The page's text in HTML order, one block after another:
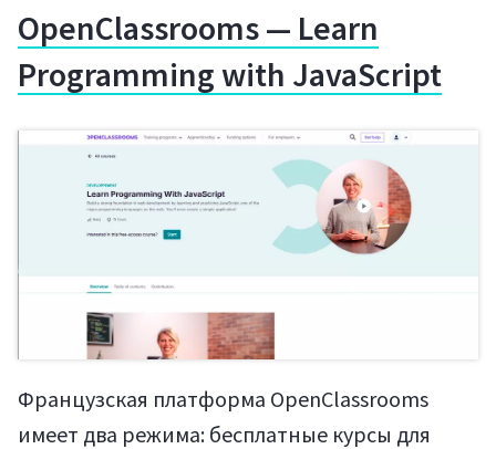
OpenClassrooms — Learn
Programming with JavaScript
Французская платформа OpenClassrooms
имеет два режима: бесплатные курсы для